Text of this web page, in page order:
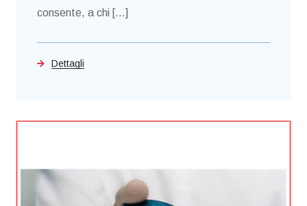
consente, a chi [...]
Dettagli